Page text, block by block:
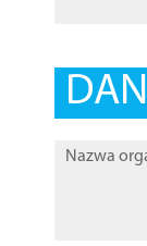
Nazwa